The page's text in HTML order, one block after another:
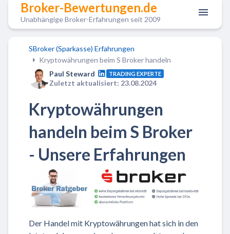
Broker-Bewertungen.de
Unabhängige Broker-Erfahrungen seit 2009
SBroker (Sparkasse) Erfahrungen
Kryptowährungen beim S Broker handeln
Paul Steward
TRADING EXPERTE
Zuletzt aktualisiert: 23.08.2024
Kryptowährungen
handeln beim S Broker
- Unsere Erfahrungen
Der Handel mit Kryptowährungen hat sich in den